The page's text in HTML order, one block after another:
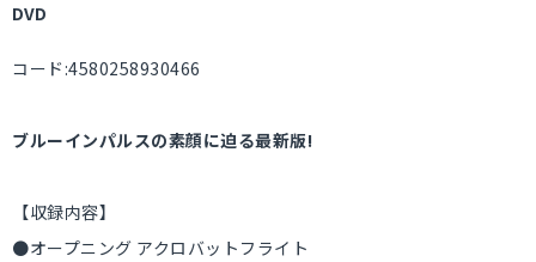
DVD
コード:4580258930466
ブルーインパルスの素顔に迫る最新版!
【収録内容】
●オープニング アクロバットフライト